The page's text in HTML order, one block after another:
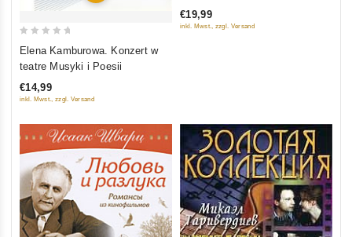
5
Elena Kamburowa. Konzert w
teatre Musyki i Poesii
€14,99
inkl. Mwst., zzgl. Versand
5
€19,99
inkl. Mwst., zzgl. Versand